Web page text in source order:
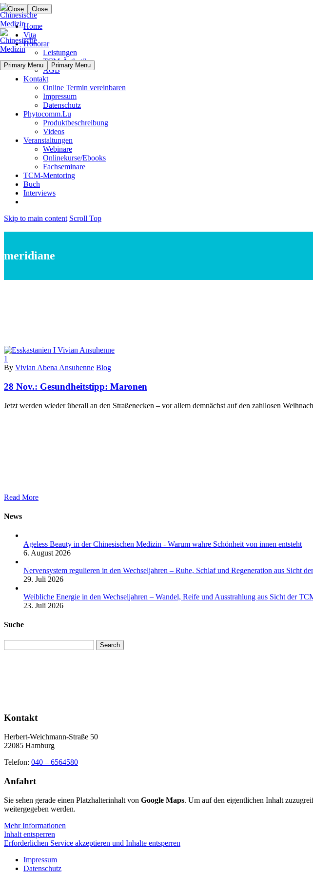
Close Close
Home
Vita
Honorar
Leistungen
TCM-Ästhetik
AGB
Kontakt
Online Termin vereinbaren
Impressum
Datenschutz
Phytocomm.Lu
Produktbeschreibung
Videos
Veranstaltungen
Webinare
Onlinekurse/Ebooks
Fachseminare
TCM-Mentoring
Buch
Interviews
Skip to main content Scroll Top
Primary Menu Primary Menu
meridiane
1
By Vivian Abena Ansuhenne Blog
28 Nov.: Gesundheitstipp: Maronen
Jetzt werden wieder überall an den Straßenecken – vor allem demnächst auf den zahllosen
Read More
News
Ageless Beauty in der Chinesischen Medizin - Warum wahre Schönheit von innen entsteht
6. August 2026
Nervensystem regulieren in den Wechseljahren – Ruhe, Schlaf und Regeneration aus Sicht
29. Juli 2026
Weibliche Energie in den Wechseljahren – Wandel, Reife und Ausstrahlung aus Sicht der
23. Juli 2026
Suche
Search
Kontakt
Herbert-Weichmann-Straße 50
22085 Hamburg
Telefon: 040 – 6564580
Anfahrt
Sie sehen gerade einen Platzhalterinhalt von Google Maps. Um auf den eigentlichen Inhalt
weitergegeben werden.
Mehr Informationen
Inhalt entsperren
Erforderlichen Service akzeptieren und Inhalte entsperren
Impressum
Datenschutz